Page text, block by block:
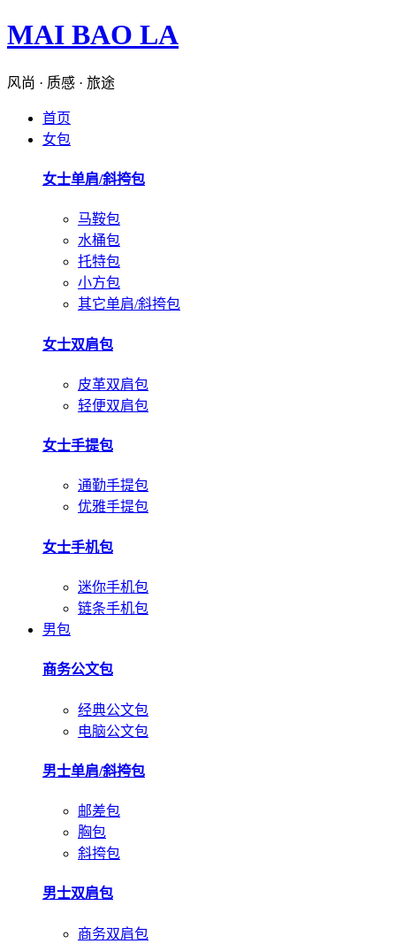
MAI BAO LA
风尚 · 质感 · 旅途
首页
女包
女士单肩/斜挎包
马鞍包
水桶包
托特包
小方包
其它单肩/斜挎包
女士双肩包
皮革双肩包
轻便双肩包
女士手提包
通勤手提包
优雅手提包
女士手机包
迷你手机包
链条手机包
男包
商务公文包
经典公文包
电脑公文包
男士单肩/斜挎包
邮差包
胸包
斜挎包
男士双肩包
商务双肩包